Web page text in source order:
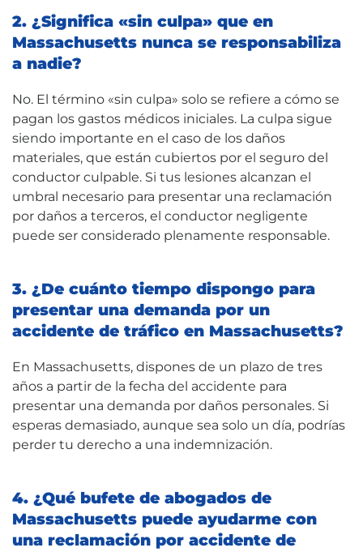
2. ¿Significa «sin culpa» que en
Massachusetts nunca se responsabiliza
a nadie?
No. El término «sin culpa» solo se refiere a cómo se
pagan los gastos médicos iniciales. La culpa sigue
siendo importante en el caso de los daños
materiales, que están cubiertos por el seguro del
conductor culpable. Si tus lesiones alcanzan el
umbral necesario para presentar una reclamación
por daños a terceros, el conductor negligente
puede ser considerado plenamente responsable.
3. ¿De cuánto tiempo dispongo para
presentar una demanda por un
accidente de tráfico en Massachusetts?
En Massachusetts, dispones de un plazo de tres
años a partir de la fecha del accidente para
presentar una demanda por daños personales. Si
esperas demasiado, aunque sea solo un día, podrías
perder tu derecho a una indemnización.
4. ¿Qué bufete de abogados de
Massachusetts puede ayudarme con
una reclamación por accidente de